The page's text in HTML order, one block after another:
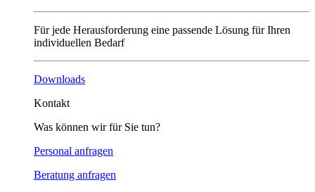
Für jede Herausforderung eine passende Lösung für Ihren
individuellen Bedarf
Downloads
Kontakt
Was können wir für Sie tun?
Personal anfragen
Beratung anfragen